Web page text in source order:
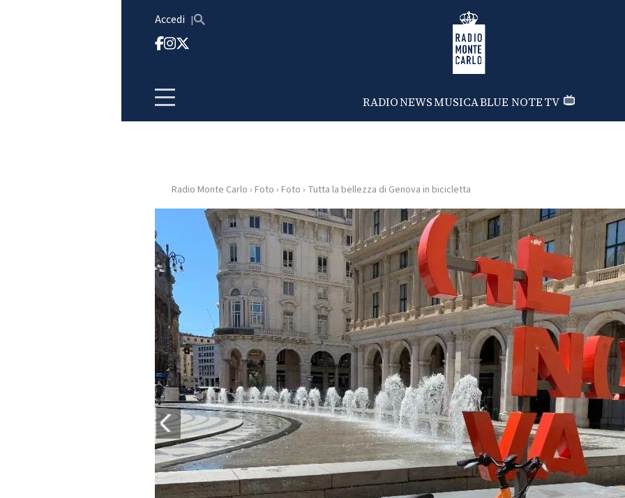
Accedi Radio Monte Carlo
RADIONEWSMUSICABLUE NOTETV
HOME
RADIO
WEB
RADIO
PLAYLIST
NEWS
FOTO
CONCORSI
Radio Monte Carlo › Foto › Foto › Tutta la bellezza di Genova in bicicletta